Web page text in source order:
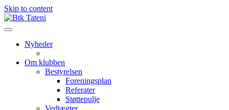
Skip to content
Nyheder
Om klubben
Bestyrelsen
Foreningsplan
Referater
Støttepulje
Vedtægter